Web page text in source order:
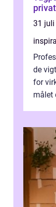
31
de
for
målet